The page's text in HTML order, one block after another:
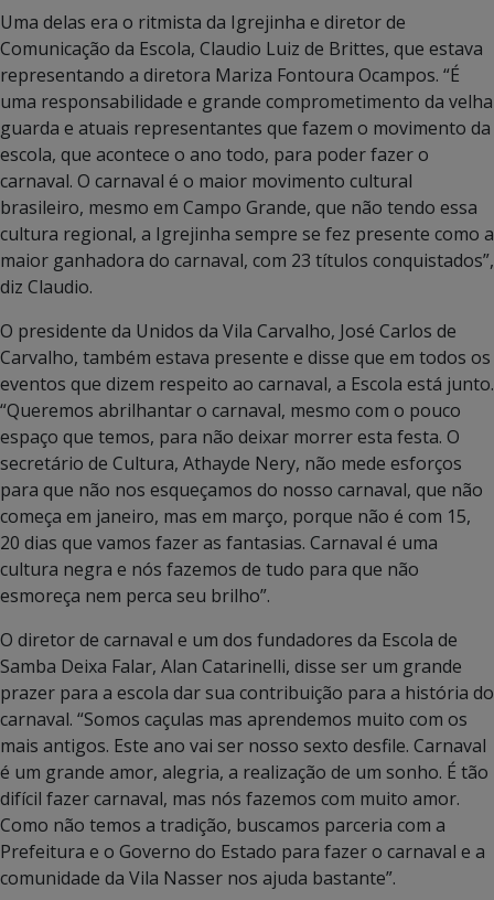
Uma delas era o ritmista da Igrejinha e diretor de
Comunicação da Escola, Claudio Luiz de Brittes, que estava
representando a diretora Mariza Fontoura Ocampos. “É
uma responsabilidade e grande comprometimento da velha
guarda e atuais representantes que fazem o movimento da
escola, que acontece o ano todo, para poder fazer o
carnaval. O carnaval é o maior movimento cultural
brasileiro, mesmo em Campo Grande, que não tendo essa
cultura regional, a Igrejinha sempre se fez presente como a
maior ganhadora do carnaval, com 23 títulos conquistados”,
diz Claudio.
O presidente da Unidos da Vila Carvalho, José Carlos de
Carvalho, também estava presente e disse que em todos os
eventos que dizem respeito ao carnaval, a Escola está junto.
“Queremos abrilhantar o carnaval, mesmo com o pouco
espaço que temos, para não deixar morrer esta festa. O
secretário de Cultura, Athayde Nery, não mede esforços
para que não nos esqueçamos do nosso carnaval, que não
começa em janeiro, mas em março, porque não é com 15,
20 dias que vamos fazer as fantasias. Carnaval é uma
cultura negra e nós fazemos de tudo para que não
esmoreça nem perca seu brilho”.
O diretor de carnaval e um dos fundadores da Escola de
Samba Deixa Falar, Alan Catarinelli, disse ser um grande
prazer para a escola dar sua contribuição para a história do
carnaval. “Somos caçulas mas aprendemos muito com os
mais antigos. Este ano vai ser nosso sexto desfile. Carnaval
é um grande amor, alegria, a realização de um sonho. É tão
difícil fazer carnaval, mas nós fazemos com muito amor.
Como não temos a tradição, buscamos parceria com a
Prefeitura e o Governo do Estado para fazer o carnaval e a
comunidade da Vila Nasser nos ajuda bastante”.